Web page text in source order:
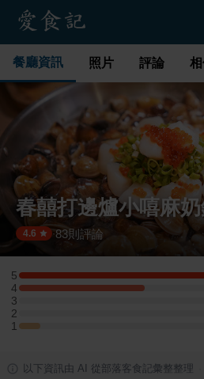
餐廳資訊 照片 評論
春囍打邊爐小嘻麻
4.6 ·83則評論
5
5 星：25 則評論
4
4 星：12 則評論
3
3 星：0 則評論
2
2 星：0 則評論
1
1 星：2 則評論
以下資訊由 AI 從部落客食記彙整整理